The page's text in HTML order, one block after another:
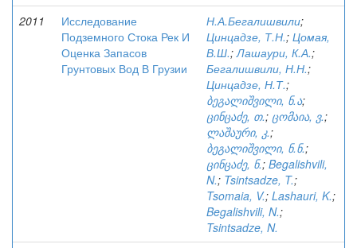
2011
Исследование
Подземного Стока Рек И
Оценка Запасов
Грунтовых Вод В Грузии
Н.А.Бегалишвили;
Цинцадзе, Т.Н.; Цомая,
В.Ш.;Лашаури, К.А.;
Бегалишвили, Н.Н.;
Цинцадзе, Н.Т.;
ბეგალიშვილი, ნ.ა;
ცინცაძე, თ.; ცომაია, ვ.;
ლაშაური, კ.;
ბეგალიშვილი, ნ.ნ.;
ცინცაძე, ნ.; Begalishvili,
N.; Tsintsadze, T.;
Tsomaia, V.; Lashauri, K.;
Begalishvili, N.;
Tsintsadze, N.